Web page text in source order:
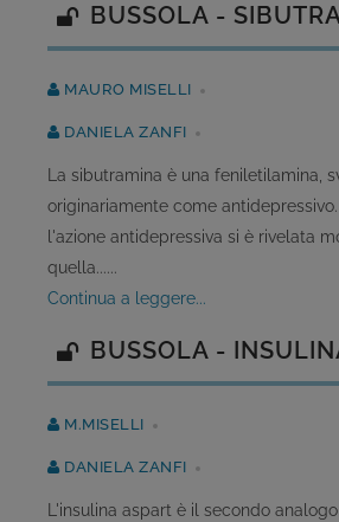
BUSSOLA -
MAURO MISELLI
DANIELA ZANFI
La sibutramina è una feniletilamina,
originariamente come
l'azione antidepressiva si è rivelata
quella......
continua a leggere...
BUSSOLA -
M.MISELLI
DANIELA ZANFI
L'insulina aspart è il secondo